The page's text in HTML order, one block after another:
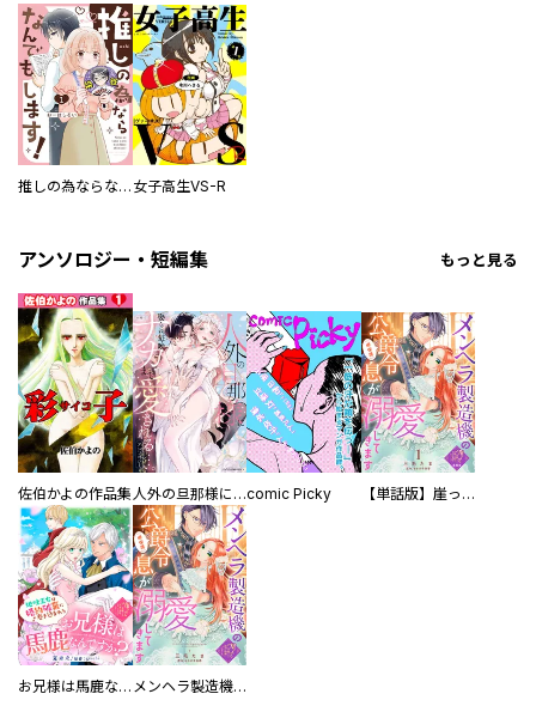
推しの為ならなんでもします！ 女子高生VS-R
アンソロジー・短編集 もっと見る
佐伯かよの作品集 人外の旦那様に娶られ毎晩ナカまで愛される…。アンソロジーcomic Picky 【単話版】崖っぷち令嬢ですが、意地と策略で幸せになります！シリーズ
お兄様は馬鹿なんですか？～地味王女は婚約破棄に巻き込まれる～ メンヘラ製造機の公爵令息（過保護）が溺愛してきます